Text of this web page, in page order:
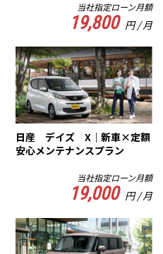
当社指定ローン月額
19,800 円 / 月
日産 デイズ X｜新車×定額
安心メンテナンスプラン
当社指定ローン月額
19,000 円 / 月